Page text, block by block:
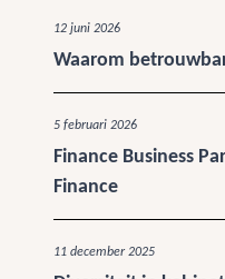
12 juni 2026
Waarom
5 februari 2026
Finance Business
Finance
11 december 2025